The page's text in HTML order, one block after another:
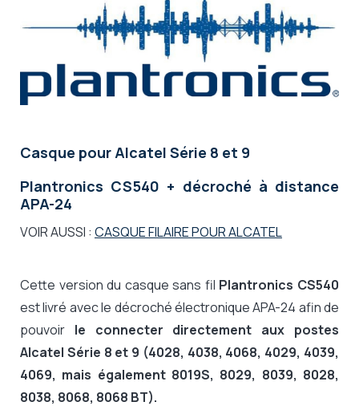
Casque pour Alcatel Série 8 et 9
Plantronics CS540 + décroché à distance
APA-24
VOIR AUSSI : CASQUE FILAIRE POUR ALCATEL
Cette version du casque sans fil Plantronics CS540
est livré avec le décroché électronique APA-24 afin de
pouvoir le connecter directement aux postes
Alcatel Série 8 et 9 (4028, 4038, 4068, 4029, 4039,
4069, mais également 8019S, 8029, 8039, 8028,
8038, 8068, 8068 BT).